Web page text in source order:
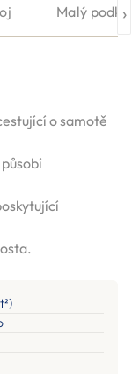
Malý ›
o samotě